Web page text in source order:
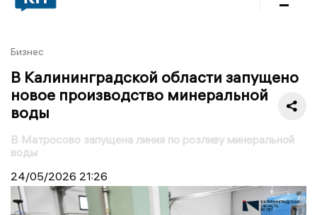
Бизнес
В Калининградской области запущено
новое производство минеральной
воды
В Матросово запущена линия по розливу минеральной
воды
24/05/2026 21:26